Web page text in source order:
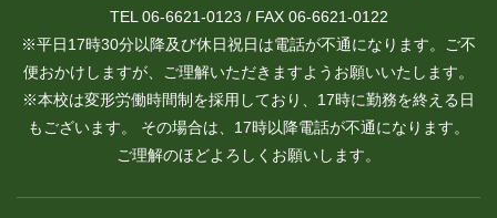
TEL 06-6621-0123 / FAX 06-6621-0122
※平日17時30分以降及び休日祝日は電話が不通になります。ご不
便おかけしますが、ご理解いただきますようお願いいたします。
※本校は変形労働時間制を採用しており、17時に勤務を終える日
もございます。 その場合は、17時以降電話が不通になります。
ご理解のほどよろしくお願いします。